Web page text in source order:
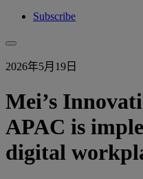
Subscribe
2026年5月19日
Mei’s
APAC is
digital